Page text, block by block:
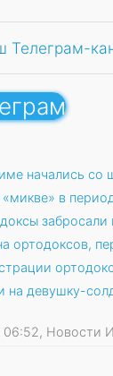
Телеграм-
начались со
в
ортодоксов,
на девушку-
06:52, Новости